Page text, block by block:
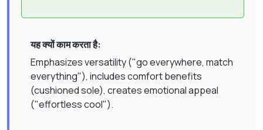
यह क्यों काम करता है:
Emphasizes versatility ("go everywhere, match
everything"), includes comfort benefits
(cushioned sole), creates emotional appeal
("effortless cool").